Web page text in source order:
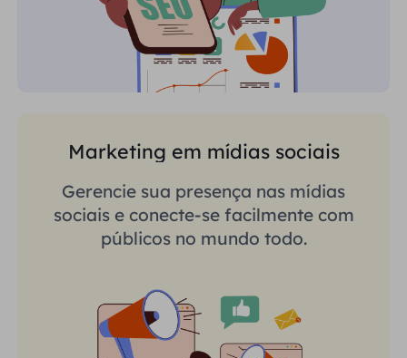
Marketing em mídias sociais
Gerencie sua presença nas mídias
sociais e conecte-se facilmente com
públicos no mundo todo.